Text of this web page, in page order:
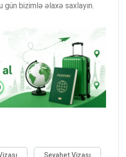
gün bizimlə əlaxə saxlayın.
Seyahet Vizası